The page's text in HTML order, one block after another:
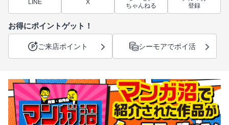
LINE X
ちゃんねる
登録
お得にポイントゲット！
ご来店ポイント シーモアでポイ活